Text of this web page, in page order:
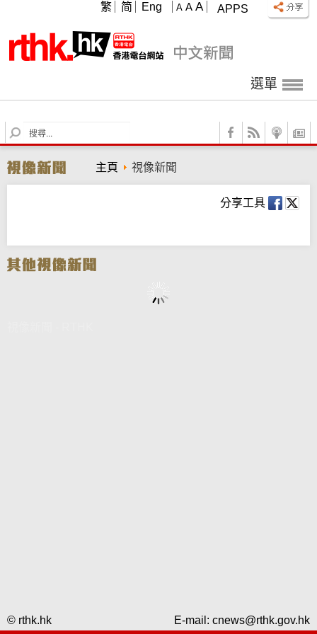
APPS
A A A
繁 简 Eng
選單
S
e
r
c
主頁 視像新聞
分享工具
© rthk.hk E-mail: cnews@rthk.gov.hk